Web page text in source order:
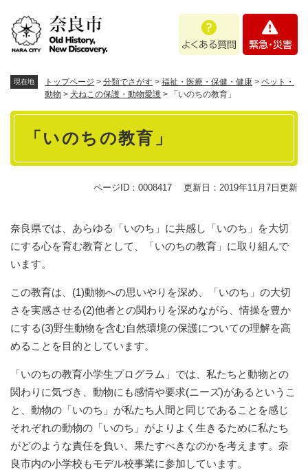
あ
問
・
現在地 トップページ > 分類でさがす > 福祉・医療・保健・健康 > ペット・
動物 > 犬ねこの保護・動物愛護 > 「いのちの教育」
本
「いのちの教育」
ページID：0008417 更新日：2019年11月7日更新
奈良県では、あらゆる「いのち」に共感し「いのち」を大切
にする心を育む教育として、「いのちの教育」に取り組んで
います。
この教育は、(1)動物への思いやりを深め、「いのち」の大切
さを実感させる(2)他者との関わりを深めながら、情操を豊か
にする(3)野生動物を含む自然環境の保護についての理解を高
めることを目的としています。
「いのちの教育小学生プログラム」では、私たちと動物との
関わりに気づき、動物にも感情や要求(ニーズ)があるというこ
と、動物の「いのち」が私たち人間と同じであることを感じ
それぞれの動物の「いのち」がよりよく生きるために私たち
がどのような責任を負い、果たすべきなのかを考えます。奈
良市内の小学校もモデル校事業に参加しています。